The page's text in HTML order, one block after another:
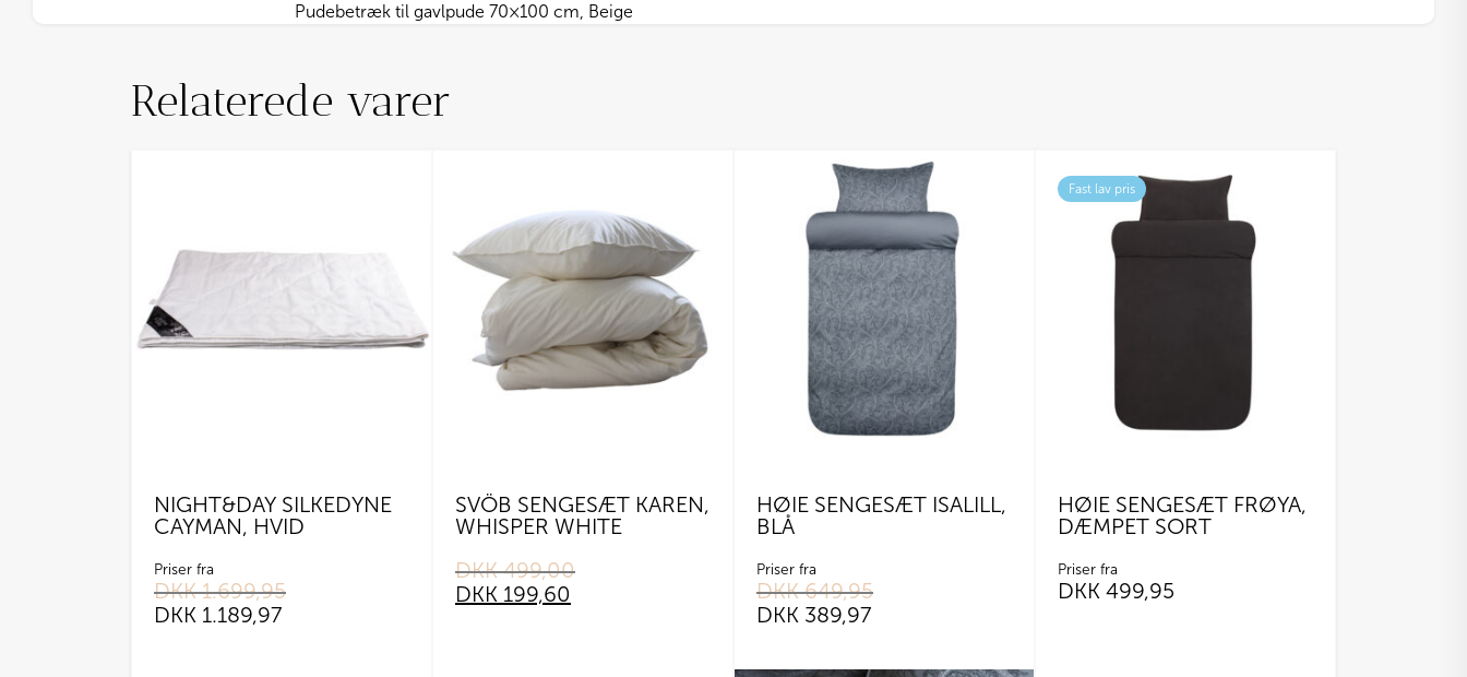
Pudebetræk til gavlpude 70×100 cm, Beige
Relaterede varer
NIGHT&DAY SILKEDYNE
CAYMAN, HVID
Priser fra
DKK1.699,95
DKK 1.189,97
SVÖB SENGESÆT KAREN,
WHISPER WHITE
DKK499,00
Original
price
was:
DKK 199,60
Current
price
is:
HØIE SENGESÆT ISALILL,
BLÅ
Priser fra
DKK649,95
DKK 389,97
Fast lav pris
HØIE SENGESÆT FRØYA,
DÆMPET SORT
Priser fra
DKK 499,95